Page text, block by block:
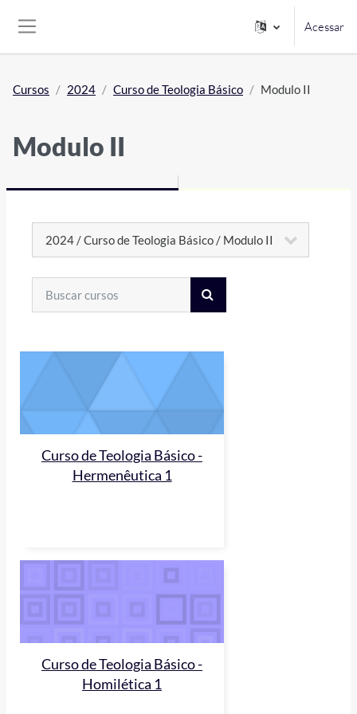
Acessar
Cursos 2024 Curso de Teologia Básico Modulo II
Modulo II
Categorias de Cursos
Curso de Teologia Básico -
Hermenêutica 1
Curso de Teologia Básico -
Homilética 1